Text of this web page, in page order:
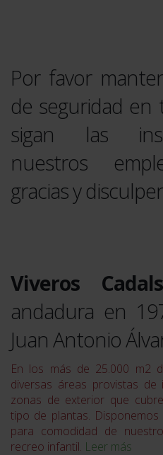
Por favor
de seguridad
sigan las
nuestros
gracias y
Viveros
andadura en
Juan Antonio
En los más de 25.000 m2
diversas áreas provistas de
zonas de exterior que
tipo de plantas.
para comodidad de
recreo infantil. Leer más